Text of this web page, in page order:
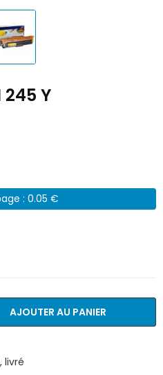
Y
: 0.05 €
AJOUTER AU PANIER
livré